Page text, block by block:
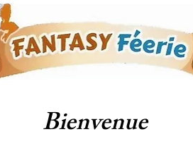
Bienvenue